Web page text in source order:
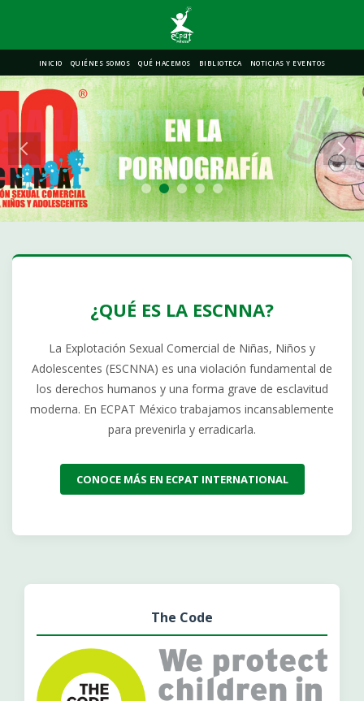
INICIO QUIÉNES SOMOS QUÉ HACEMOS BIBLIOTECA NOTICIAS Y EVENTOS
¿QUÉ ES LA ESCNNA?
La Explotación Sexual Comercial de Niñas, Niños y
Adolescentes (ESCNNA) es una violación fundamental de
los derechos humanos y una forma grave de esclavitud
moderna. En ECPAT México trabajamos incansablemente
para prevenirla y erradicarla.
CONOCE MÁS EN ECPAT INTERNATIONAL
The Code